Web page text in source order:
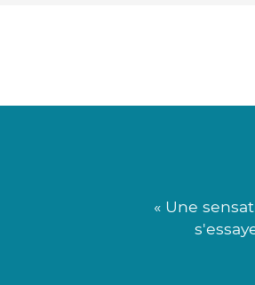
« Une